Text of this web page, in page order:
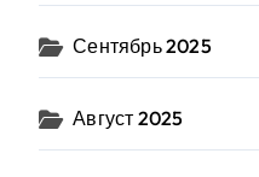
Сентябрь 2025
Август 2025